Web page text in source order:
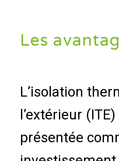
Les
L’isolation
l’extérieur
présentée